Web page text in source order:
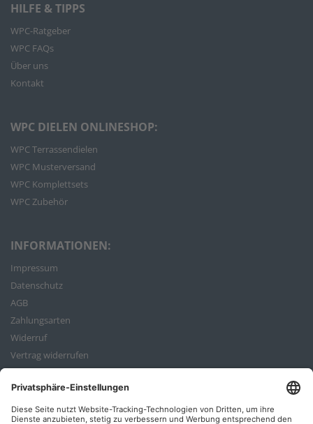
HILFE & TIPPS
WPC-Ratgeber
WPC FAQs
Über uns
Kontakt
WPC DIELEN ONLINESHOP:
WPC Terrassendielen
WPC Musterversand
WPC Komplettsets
WPC Zubehör
INFORMATIONEN:
Impressum
Datenschutz
AGB
Zahlungsarten
Widerruf
Vertrag widerrufen
Bestellvorgang
ZAHLUNGSARTEN: